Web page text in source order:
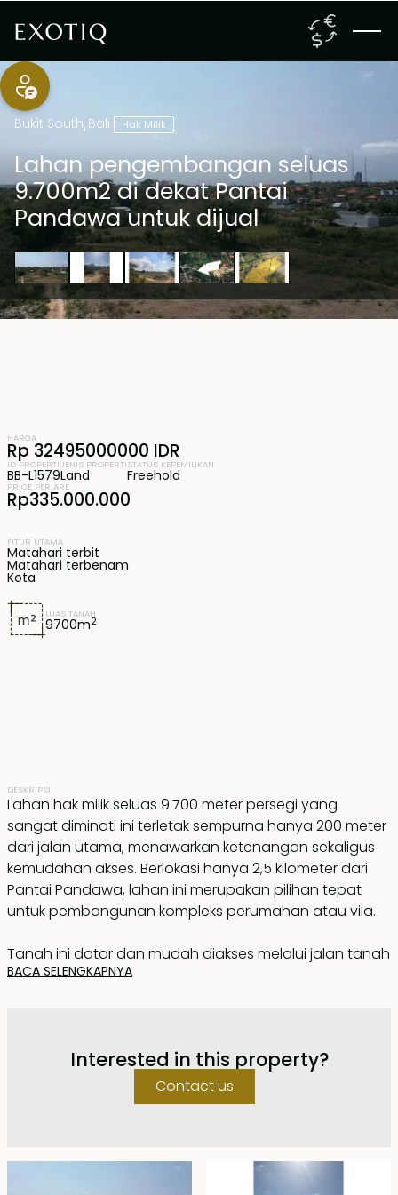
Bukit South,Bali Hak Milik
Lahan pengembangan seluas
9.700m2 di dekat Pantai
Pandawa untuk dijual
LUAS TANAH
9700m2
DESKRIPSI
Lahan hak milik seluas 9.700 meter persegi yang
sangat diminati ini terletak sempurna hanya 200 meter
dari jalan utama, menawarkan ketenangan sekaligus
kemudahan akses. Berlokasi hanya 2,5 kilometer dari
Pantai Pandawa, lahan ini merupakan pilihan tepat
untuk pembangunan kompleks perumahan atau vila.
Tanah ini datar dan mudah diakses melalui jalan tanah
selebar 5 meter. Dengan bentuk yang hampir persegi
penggunaan hunian dan terbagi menjadi tiga sertifikat
terpisah, lahan ini siap untuk segera dikembangkan.
BACA SELENGKAPNYA
HARGA
Rp 32495000000 IDR
ID PROPERTI
BB-L1579
JENIS PROPERTI
Land
STATUS KEPEMILIKAN
Freehold
PRICE PER ARE
Rp335.000.000
FITUR UTAMA
Matahari terbit
Matahari terbenam
Kota
Interested in this property?
Contact us